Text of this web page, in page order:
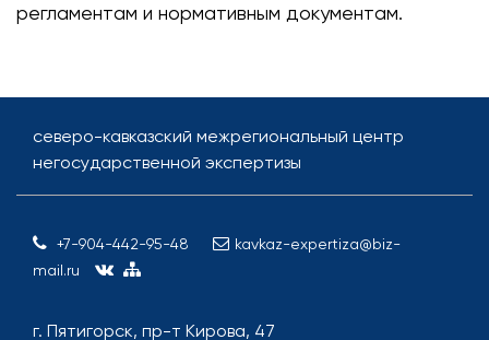
регламентам и нормативным документам.
северо-кавказский межрегиональный центр
негосударственной экспертизы
+7-904-442-95-48
kavkaz-expertiza@biz-
mail.ru
г. Пятигорск, пр-т Кирова, 47